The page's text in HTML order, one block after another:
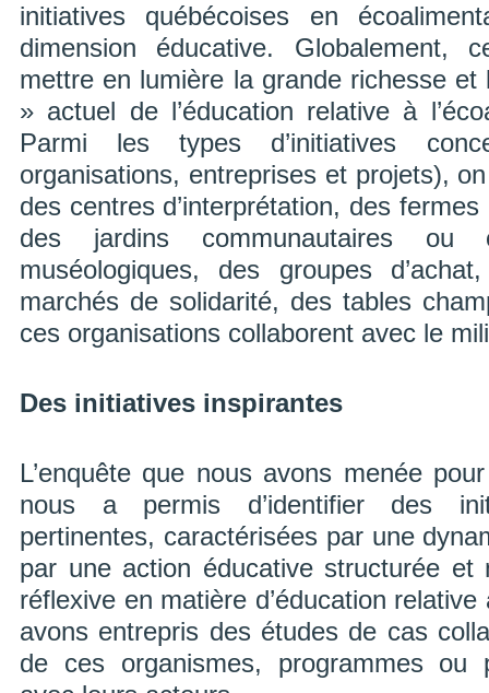
initiatives québécoises en
dimension éducative. Globalement,
mettre en lumière la grande richesse
» actuel de l’éducation relative à
Parmi les types d’initiatives
organisations, entreprises et projets),
des centres d’interprétation, des
des jardins communautaires ou
muséologiques, des groupes
marchés de solidarité, des tables
ces organisations collaborent avec le
Des initiatives inspirantes
L’enquête que nous avons menée
nous a permis d’identifier des
pertinentes, caractérisées par une
par une action éducative structurée et
réflexive en matière d’éducation relative
avons entrepris des études de cas
de ces organismes, programmes ou